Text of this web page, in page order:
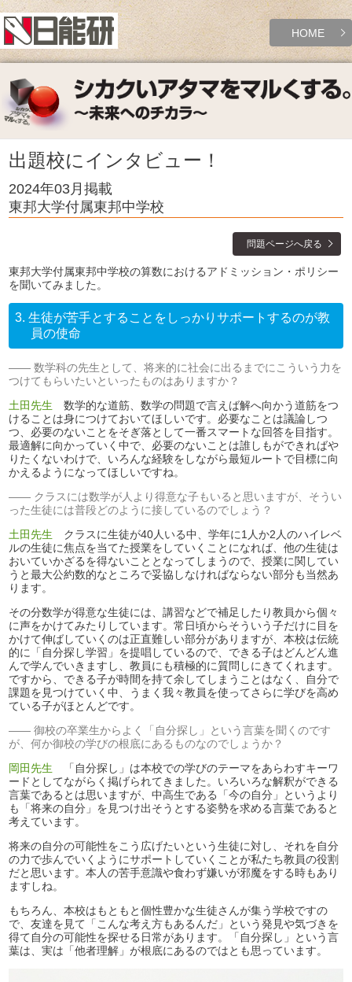
HOME
出題校にインタビュー！
2024年03月掲載
東邦大学付属東邦中学校
問題ページへ戻る
東邦大学付属東邦中学校の算数におけるアドミッション・ポリシー
を聞いてみました。
3. 生徒が苦手とすることをしっかりサポートするのが教
員の使命
数学科の先生として、将来的に社会に出るまでにこういう力を
つけてもらいたいといったものはありますか？
土田先生 数学的な道筋、数学の問題で言えば解へ向かう道筋をつ
けることは身につけておいてほしいです。必要なことは議論しつ
つ、必要のないことをそぎ落として一番スマートな回答を目指す。
最適解に向かっていく中で、必要のないことは誰しもができればや
りたくないわけで、いろんな経験をしながら最短ルートで目標に向
かえるようになってほしいですね。
クラスには数学が人より得意な子もいると思いますが、そうい
った生徒には普段どのように接しているのでしょう？
土田先生 クラスに生徒が40人いる中、学年に1人か2人のハイレベ
ルの生徒に焦点を当てた授業をしていくことになれば、他の生徒は
おいていかざるを得ないこととなってしまうので、授業に関してい
うと最大公約数的なところで妥協しなければならない部分も当然あ
ります。
その分数学が得意な生徒には、講習などで補足したり教員から個々
に声をかけてみたりしています。常日頃からそういう子だけに目を
かけて伸ばしていくのは正直難しい部分がありますが、本校は伝統
的に「自分探し学習」を提唱しているので、できる子はどんどん進
んで学んでいきますし、教員にも積極的に質問しにきてくれます。
ですから、できる子が時間を持て余してしまうことはなく、自分で
課題を見つけていく中、うまく我々教員を使ってさらに学びを高め
ている子がほとんどです。
御校の卒業生からよく「自分探し」という言葉を聞くのです
が、何か御校の学びの根底にあるものなのでしょうか？
岡田先生 「自分探し」は本校での学びのテーマをあらわすキーワ
ードとしてながらく掲げられてきました。いろいろな解釈ができる
言葉であるとは思いますが、中高生である「今の自分」というより
も「将来の自分」を見つけ出そうとする姿勢を求める言葉であると
考えています。
将来の自分の可能性をこう広げたいという生徒に対し、それを自分
の力で歩んでいくようにサポートしていくことが私たち教員の役割
だと思います。本人の苦手意識や食わず嫌いが邪魔をする時もあり
ますしね。
もちろん、本校はもともと個性豊かな生徒さんが集う学校ですの
で、友達を見て「こんな考え方もあるんだ」という発見や気づきを
得て自分の可能性を探せる日常があります。「自分探し」という言
葉は、実は「他者理解」が根底にあるのではとも思っています。